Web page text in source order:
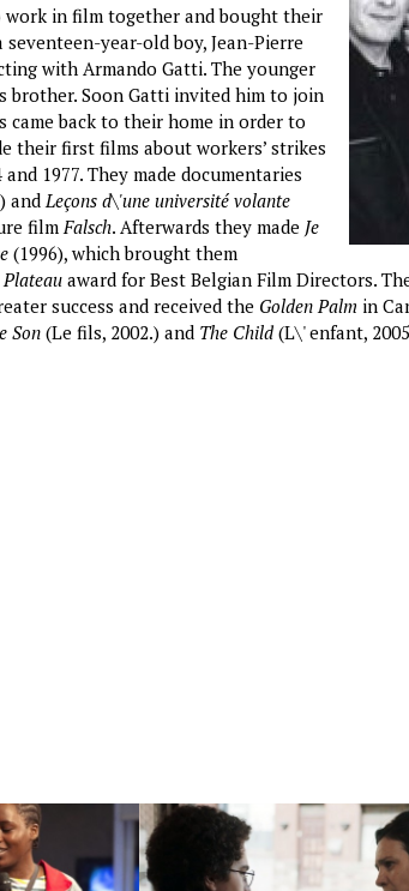
in film together and bought their
year-old boy, Jean-Pierre
with Armando Gatti. The younger
brother. Soon Gatti invited him to join
back to their home in order to
their first films about workers’ strikes
1977. They made documentaries
andLeçons d\'une université volante
filmFalsch. Afterwards they made Je
(1996), which brought them
Plateauaward for Best Belgian Film Directors.
success and received the Golden Palm in
Son(Le fils, 2002.) and The Child (L\' enfant,